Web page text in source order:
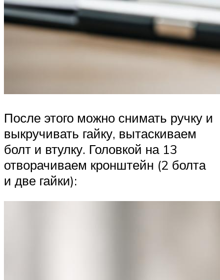
После этого можно снимать ручку и
выкручивать гайку, вытаскиваем
болт и втулку. Головкой на 13
отворачиваем кронштейн (2 болта
и две гайки):